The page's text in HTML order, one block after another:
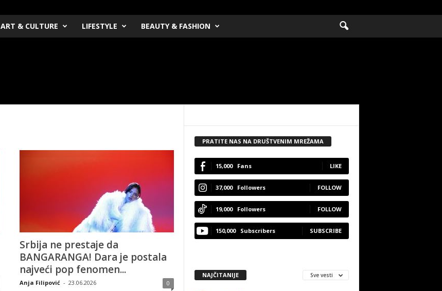
ART & CULTURE LIFESTYLE BEAUTY & FASHION
Srbija ne prestaje da
BANGARANGA! Dara je postala
najveći pop fenomen...
Anja Filipović - 23.06.2026 0
PRATITE NAS NA DRUŠTVENIM MREŽAMA
15,000 Fans LIKE
37,000 Followers FOLLOW
19,000 Followers FOLLOW
150,000 Subscribers SUBSCRIBE
NAJČITANIJE Sve vesti